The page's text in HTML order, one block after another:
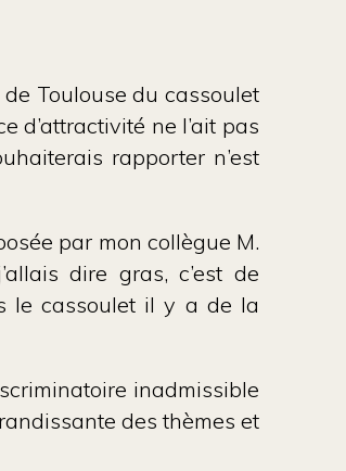
Toulouse du cassoulet
d’attractivité ne l’ait pas
rapporter n’est
par mon collègue M.
dire gras, c’est de
le cassoulet il y a de la
inadmissible
des thèmes et